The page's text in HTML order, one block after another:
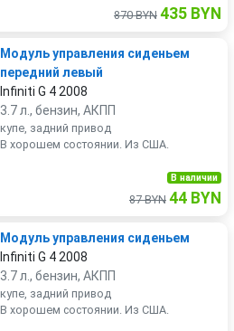
870 BYN 435 BYN
Модуль управления сиденьем
передний левый
Infiniti G 4 2008
3.7 л., бензин, АКПП
купе, задний привод
В хорошем состоянии. Из США.
В наличии
87 BYN 44 BYN
Модуль управления сиденьем
Infiniti G 4 2008
3.7 л., бензин, АКПП
купе, задний привод
В хорошем состоянии. Из США.